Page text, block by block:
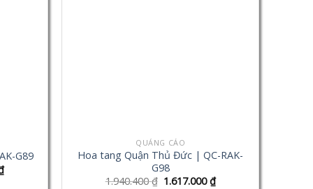
G89
QUẢNG CÁO
Hoa tang Quận Thủ Đức | QC-RAK-
G98
1.940.400₫ 1.617.000₫